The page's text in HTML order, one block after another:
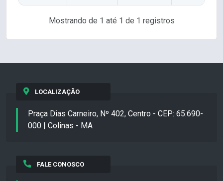
Mostrando de 1 até 1 de 1 registros
LOCALIZAÇÃO
Praça Dias Carneiro, Nº 402, Centro - CEP: 65.690-
000 | Colinas - MA
FALE CONOSCO